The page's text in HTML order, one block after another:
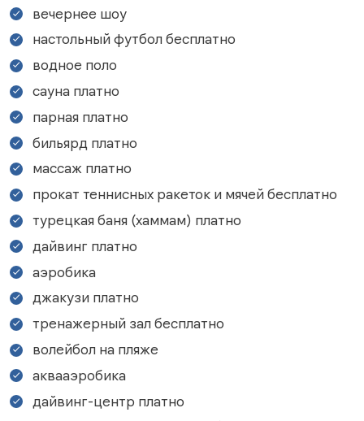
вечернее шоу
настольный футбол бесплатно
водное поло
сауна платно
парная платно
бильярд платно
массаж платно
прокат теннисных ракеток и мячей бесплатно
турецкая баня (хаммам) платно
дайвинг платно
аэробика
джакузи платно
тренажерный зал бесплатно
волейбол на пляже
аквааэробика
дайвинг-центр платно